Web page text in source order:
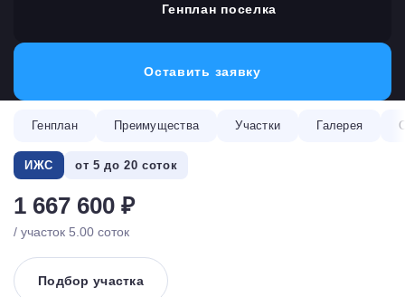
Генплан поселка
Оставить заявку
Генплан Преимущества Участки Галерея
ИЖС от 5 до 20 соток
1 667 600 ₽
/ участок 5.00 соток
Подбор участка